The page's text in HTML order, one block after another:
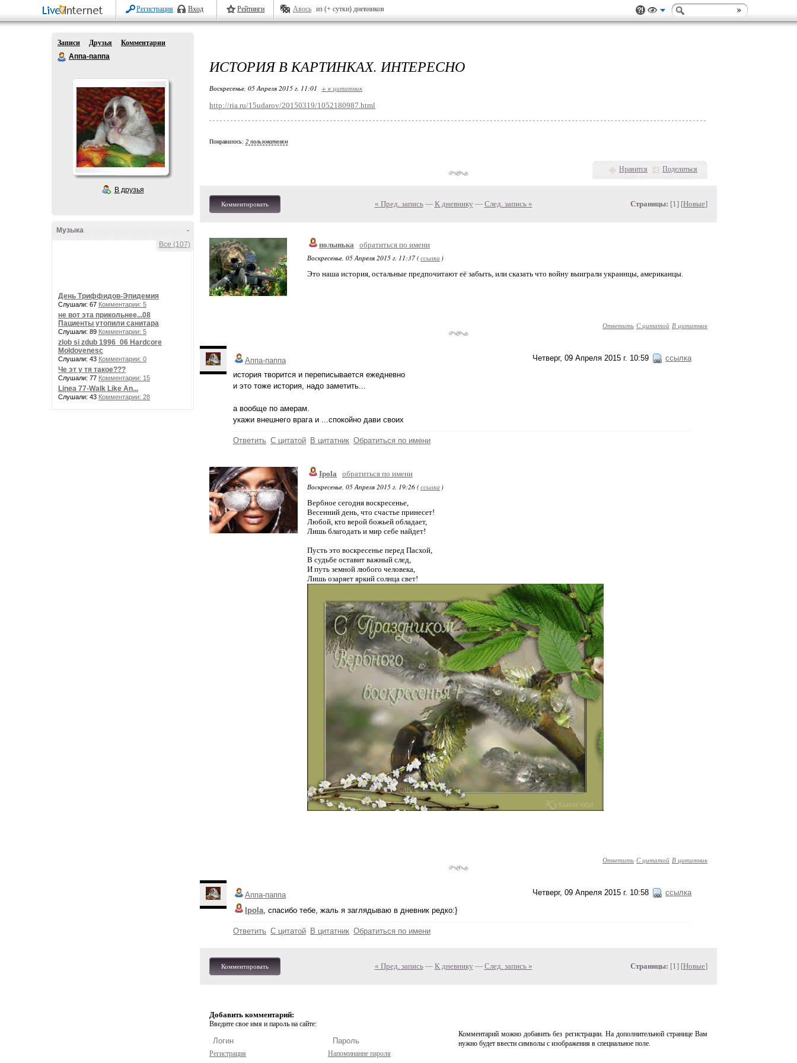
Регистрация Вход Рейтинги Авось из (+ сутки) дневников
Записи Друзья
Комментарии
Аппа-паппа
В друзья
-
Музыка
Все (107)
День Триффидов-Эпидемия
Слушали: 67 Комментарии: 5
не вот эта прикольнее...08
Пациенты утопили санитара
Слушали: 89 Комментарии: 5
zlob si zdub 1996_06 Hardcore
Moldovenesc
Слушали: 43 Комментарии: 0
Че эт у тя такое???
Слушали: 77 Комментарии: 15
Linea 77-Walk Like An...
Слушали: 43 Комментарии: 28
ИСТОРИЯ В КАРТИНКАХ. ИНТЕРЕСНО
Воскресенье, 05 Апреля 2015 г. 11:01 + в цитатник
http://ria.ru/15udarov/20150319/1052180987.html
Понравилось: 2 пользователям
Нравится Поделиться
Комментировать « Пред. запись— К дневнику — След. запись » Страницы: [1] [Новые]
полынька
обратиться по имени
Воскресенье, 05 Апреля 2015 г. 11:37 (ссылка )
Это наша история, остальные предпочитают её забыть, или сказать что войну выиграли украинцы, американцы.
Ответить С цитатой В цитатник
Четверг, 09 Апреля 2015 г. 10:59 ссылка
Аппа-паппа
история творится и переписывается ежедневно
и это тоже история, надо заметить...
а вообще по амерам.
укажи внешнего врага и ...спокойно дави своих
Ответить С цитатой В цитатник Обратиться по имени
Ipola
обратиться по имени
Воскресенье, 05 Апреля 2015 г. 19:26 (ссылка )
Вербное сегодня воскресенье,
Весенний день, что счастье принесет!
Любой, кто верой божьей обладает,
Лишь благодать и мир себе найдет!
Пусть это воскресенье перед Пасхой,
В судьбе оставит важный след,
И путь земной любого человека,
Лишь озаряет яркий солнца свет!
Ответить С цитатой В цитатник
Четверг, 09 Апреля 2015 г. 10:58 ссылка
Аппа-паппа
Ipola, спасибо тебе, жаль я заглядываю в дневник редко:}
Ответить С цитатой В цитатник Обратиться по имени
Комментировать « Пред. запись— К дневнику — След. запись » Страницы: [1] [Новые]
Добавить комментарий:
Введите свое имя и пароль на сайте:
Регистрация Напоминание пароля
Комментарий можно добавить без регистрации. На дополнительной странице Вам
нужно будет ввести символы с изображения в специальное поле.